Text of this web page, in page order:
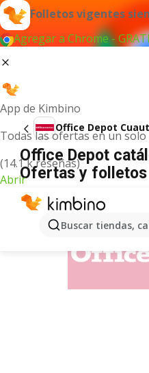
Folletos vigentes
Agregar a Chrome -
App de Kimbino
Todas las ofertas en un
(14.1 k reseñas)
Abrir
Buscar tiendas,
Office Depot
Office Depot
Ofertas y folletos